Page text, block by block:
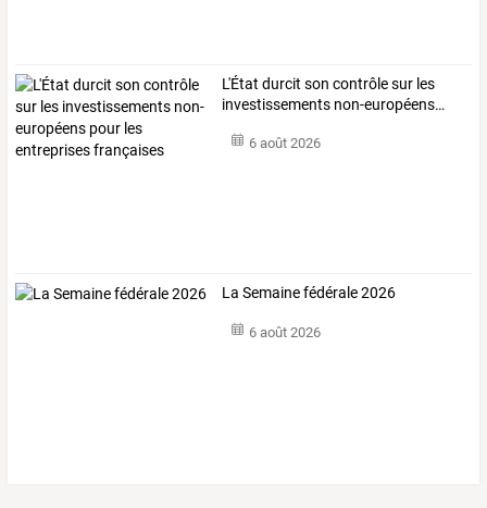
L'État durcit son contrôlesur les
investissements non-européens…
6 août 2026
La Semaine fédérale 2026
6 août 2026